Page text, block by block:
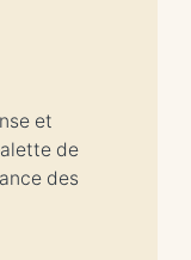
et
de
des